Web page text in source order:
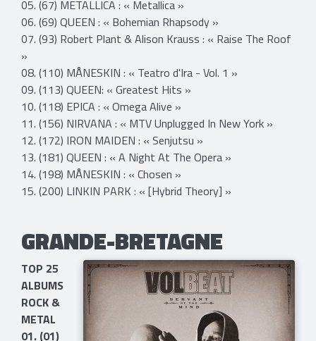
05. (67) METALLICA : « Metallica »
06. (69) QUEEN : « Bohemian Rhapsody »
07. (93) Robert Plant & Alison Krauss : « Raise The Roof
»
08. (110) MÅNESKIN : « Teatro d'Ira - Vol. 1 »
09. (113) QUEEN: « Greatest Hits »
10. (118) EPICA : « Omega Alive »
11. (156) NIRVANA : « MTV Unplugged In New York »
12. (172) IRON MAIDEN : « Senjutsu »
13. (181) QUEEN : « A Night At The Opera »
14. (198) MÅNESKIN : « Chosen »
15. (200) LINKIN PARK : « [Hybrid Theory] »
GRANDE-BRETAGNE
TOP 25
ALBUMS
ROCK &
METAL
01. (01)